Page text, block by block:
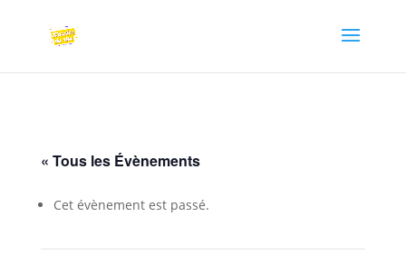
« Tous les Évènements
Cet évènement est passé.